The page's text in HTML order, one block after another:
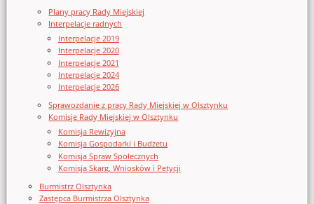
Plany pracy Rady Miejskiej
Interpelacje radnych
Interpelacje 2019
Interpelacje 2020
Interpelacje 2021
Interpelacje 2024
Interpelacje 2026
Sprawozdanie z pracy Rady Miejskiej w Olsztynku
Komisje Rady Miejskiej w Olsztynku
Komisja Rewizyjna
Komisja Gospodarki i Budżetu
Komisja Spraw Społecznych
Komisja Skarg, Wniosków i Petycji
Burmistrz Olsztynka
Zastępca Burmistrza Olsztynka